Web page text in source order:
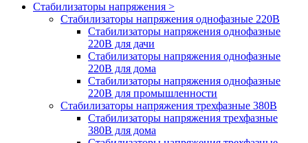
Стабилизаторы напряжения >
Cтабилизаторы напряжения однофазные 220В
Стабилизаторы напряжения однофазные
220В для дачи
Стабилизаторы напряжения однофазные
220В для дома
Стабилизаторы напряжения однофазные
220В для промышленности
Стабилизаторы напряжения трехфазные 380В
Cтабилизаторы напряжения трехфазные
380В для дома